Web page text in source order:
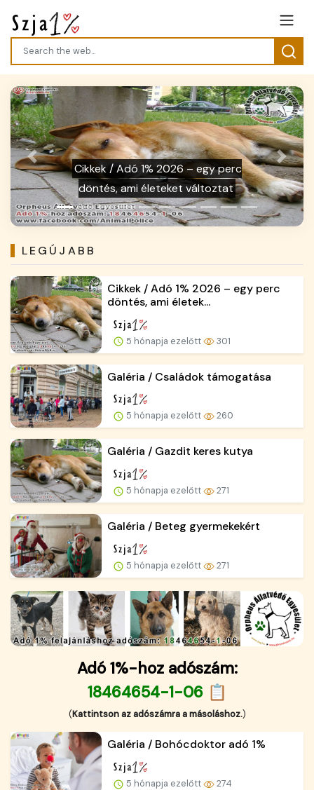
Galéria / Családok támogatása
Previous Next
LEGÚJABB
Cikkek / Adó 1% 2026 – egy perc
döntés, ami életek...
5 hónapja ezelőtt 301
Galéria / Családok támogatása
5 hónapja ezelőtt 260
Galéria / Gazdit keres kutya
5 hónapja ezelőtt 271
Galéria / Beteg gyermekekért
5 hónapja ezelőtt 271
Adó 1%-hoz adószám:
18464654-1-06 📋
(Kattintson az adószámra a másoláshoz.)
Galéria / Bohócdoktor adó 1%
5 hónapja ezelőtt 274